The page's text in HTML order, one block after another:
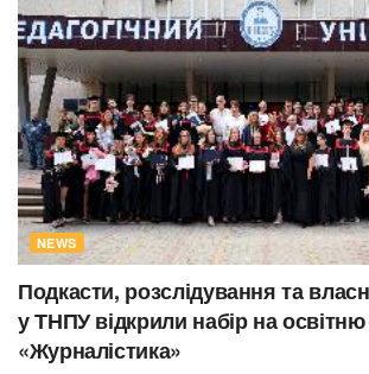
NEWS
Подкасти, розслідування та
у ТНПУ відкрили набір на
«Журналістика»